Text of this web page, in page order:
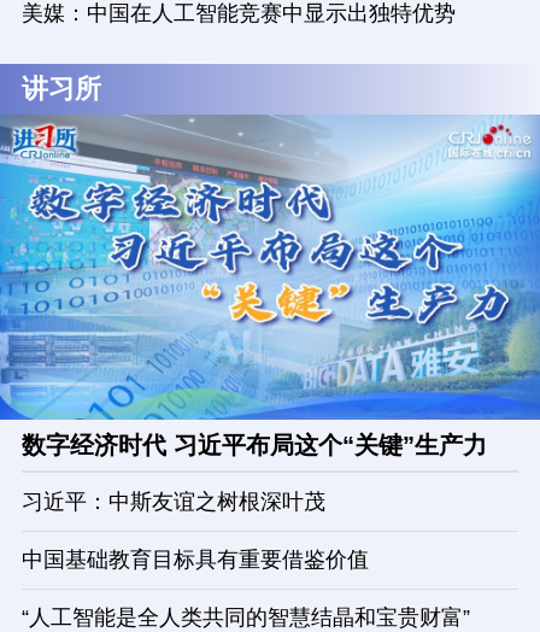
美媒：中国在人工智能竞赛中显示出独特优势
讲习所
数字经济时代 习近平布局这个“关键”生产力
习近平：中斯友谊之树根深叶茂
中国基础教育目标具有重要借鉴价值
“人工智能是全人类共同的智慧结晶和宝贵财富”